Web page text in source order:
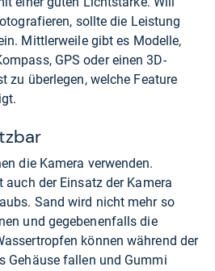
sollte die Leistung
Mittlerweile gibt es Modelle,
GPS oder einen 3D-
zu überlegen, welche Feature
die Kamera verwenden.
auch der Einsatz der Kamera
Sand wird nicht mehr so
und gegebenenfalls die
können während der
Gehäuse fallen und Gummi